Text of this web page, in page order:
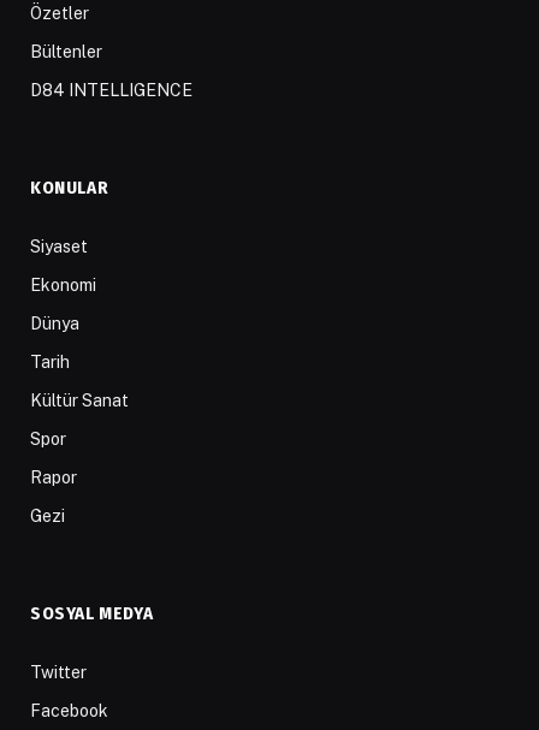
Özetler
Bültenler
D84 INTELLIGENCE
KONULAR
Siyaset
Ekonomi
Dünya
Tarih
Kültür Sanat
Spor
Rapor
Gezi
SOSYAL MEDYA
Twitter
Facebook